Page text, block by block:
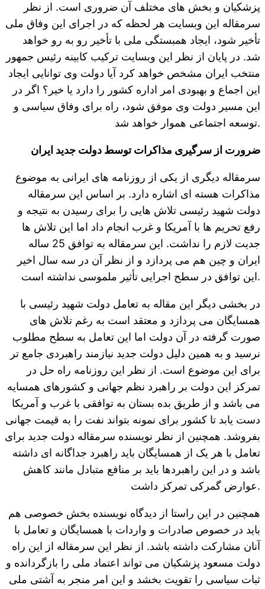
پزشکیان و بخش های مختلف آن ضروری است. از نظر
سرمقاله این وبسایت هر لحظه که در اجرای این وفاق ملی
تأخیر شود، ایجاد همبستگی ملی با تأخیر رو به رو خواهد
شد. در پایان از نظر این وبسایت ترکیب کابینه رئیس جمهور
منتخب ایران مشخص خواهد کرد آیا دولت وی توانایی ایجاد
این اجماع و بهبودی امر اداره کشور را دارد یا خیر؟ اگر در
این مسیر دولت وی موفق شود، راه برای وفاق سیاسی و
توسعه اجتماعی هموار خواهد شد.
ضرورت از سرگیری مذاکرات توسط دولت جدید ایران
سرمقاله دیگری از یکی از روزنامه های ایرانی به موضوع
مذاکرات هسته ای اشاره دارد. بر اساس این سرمقاله
دولت شهید رئیسی تلاش هایی را برای رسیدن به نتیجه و
رفع تحریم ها با آمریکا و غرب انجام داد اما این تلاش ها
جدیت لازم را نداشت. این سرمقاله به توافق 25 ساله
ایران و چین هم می پردازد و از نظر آن در سه سال اخیر
این توافق در سطح اجرایی تأثیر ملموسی نداشته است.
در بخشی دیگر این مقاله به تعامل دولت شهید رئیسی با
همسایگان می پردازد و معتقد است به رغم تلاش های
صورت گرفته در آن دولت اما این تعامل به سطح مطلوب
نرسید و به همین دلیل دولت جدید نیازمند راهبردی جامع تر
برای این موضوع است. از نظر این روزنامه راه حل در
تمرکز این دولت بر راهبرد نظم جهانی و کشورهای همسایه
می باشد و از طریق بده بستان به توافقی با غرب و آمریکا
دست یابد تا کشور برای نمونه بتواند نفت را به قیمت جهانی
بفروشد. همچنین از نظر نویسنده سرمقاله دولت جدید برای
تعامل با هر یک از همسایگان باید راهبرد جداگانه ای داشته
باشد و در این راهبردها باید بر منافع متبادل مانند کاهش
عوارض گمرکی تمرکز داشت.
همچنین در این راستا از دیدگاه نویسنده بخش خصوصی هم
باید در خصوص صادرات و واردات با همسایگان و تعامل با
آنان مشارکت داشته باشد. از نظر این سرمقاله از این راه
دولت مسعود پزشکیان می تواند اعتماد ملی را بازگردانده و
ثبات سیاسی را تقویت بخشد و این امر منجر به آشتی ملی